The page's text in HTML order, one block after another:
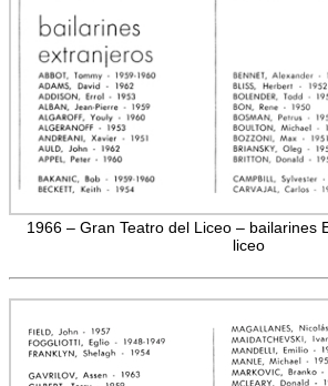
1966 – Gran Teatro del Liceo – bailarines
liceo